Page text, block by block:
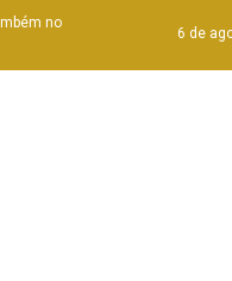
no
6 de